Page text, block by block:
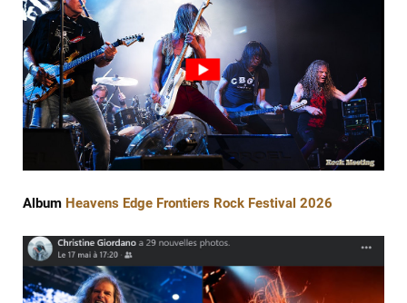
Album Heavens Edge Frontiers Rock Festival 2026